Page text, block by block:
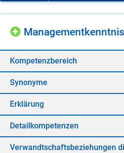
Kom­pe­tenz­be­reich
Syn­ony­me
Er­klä­rung
De­tail­kom­pe­ten­zen
Ver­wandt­schafts­be­zie­hun­gen